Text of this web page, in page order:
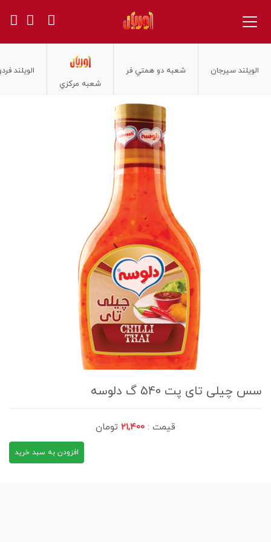
الويلند سيرجان
شعبه دو همتي فر
شعبه مركزي
الويلند
سس چیلی تای پت 540 گ دلوسه
قیمت : 21,400 تومان
افزودن به سبد خرید